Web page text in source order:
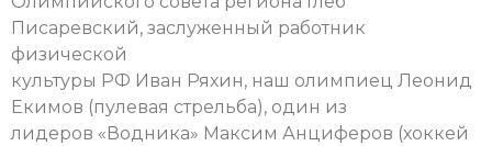
Писаревский, заслуженный работник
физической
культуры РФ Иван Ряхин, наш олимпиец Леонид
Екимов (пулевая стрельба), один из
лидеров «Водника» Максим Анциферов (хоккей